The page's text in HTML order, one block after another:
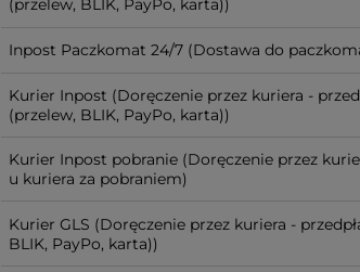
(przelew, BLIK, PayPo, karta))
Inpost Paczkomat 24/7 (Dostawa do
Kurier Inpost (Doręczenie przez kuriera -
(przelew, BLIK, PayPo, karta))
Kurier Inpost pobranie (Doręczenie przez
u kuriera za pobraniem)
Kurier GLS (Doręczenie przez kuriera -
BLIK, PayPo, karta))